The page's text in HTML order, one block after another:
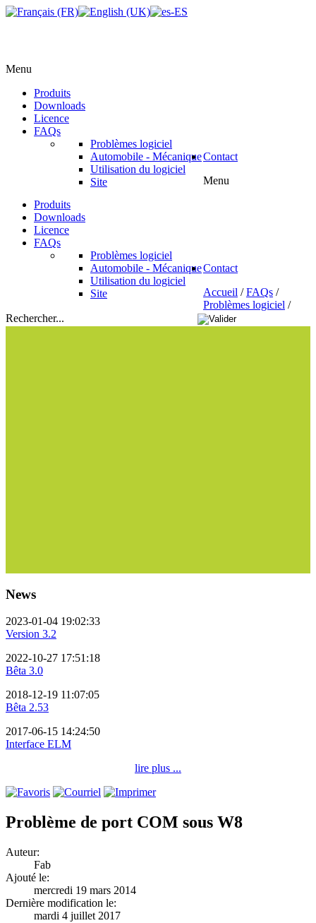
Menu
Produits
Downloads
Licence
FAQs
Problèmes logiciel
Automobile - Mécanique
Utilisation du logiciel
Site
Contact
Menu
Produits
Downloads
Licence
FAQs
Problèmes logiciel
Automobile - Mécanique
Utilisation du logiciel
Site
Contact
Accueil /FAQs /
Problèmes logiciel /
Rechercher...
News
2023-01-04 19:02:33
Version 3.2
2022-10-27 17:51:18
Bêta 3.0
2018-12-19 11:07:05
Bêta 2.53
2017-06-15 14:24:50
Interface ELM
lire plus ...
Problème de port COM sous W8
Auteur:
Fab
Ajouté le:
mercredi 19 mars 2014
Dernière modification le:
mardi 4 juillet 2017